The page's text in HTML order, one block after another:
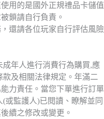
用的是國外正規禮品卡儲值
鎖請自行負責。
還請各位玩家自行評估風險
年人進行消費行為購買,應
及相關法律規定。年滿二
力責任。當您下單進行訂單
或監護人)已閱讀、瞭解並同
續之修改或變更。